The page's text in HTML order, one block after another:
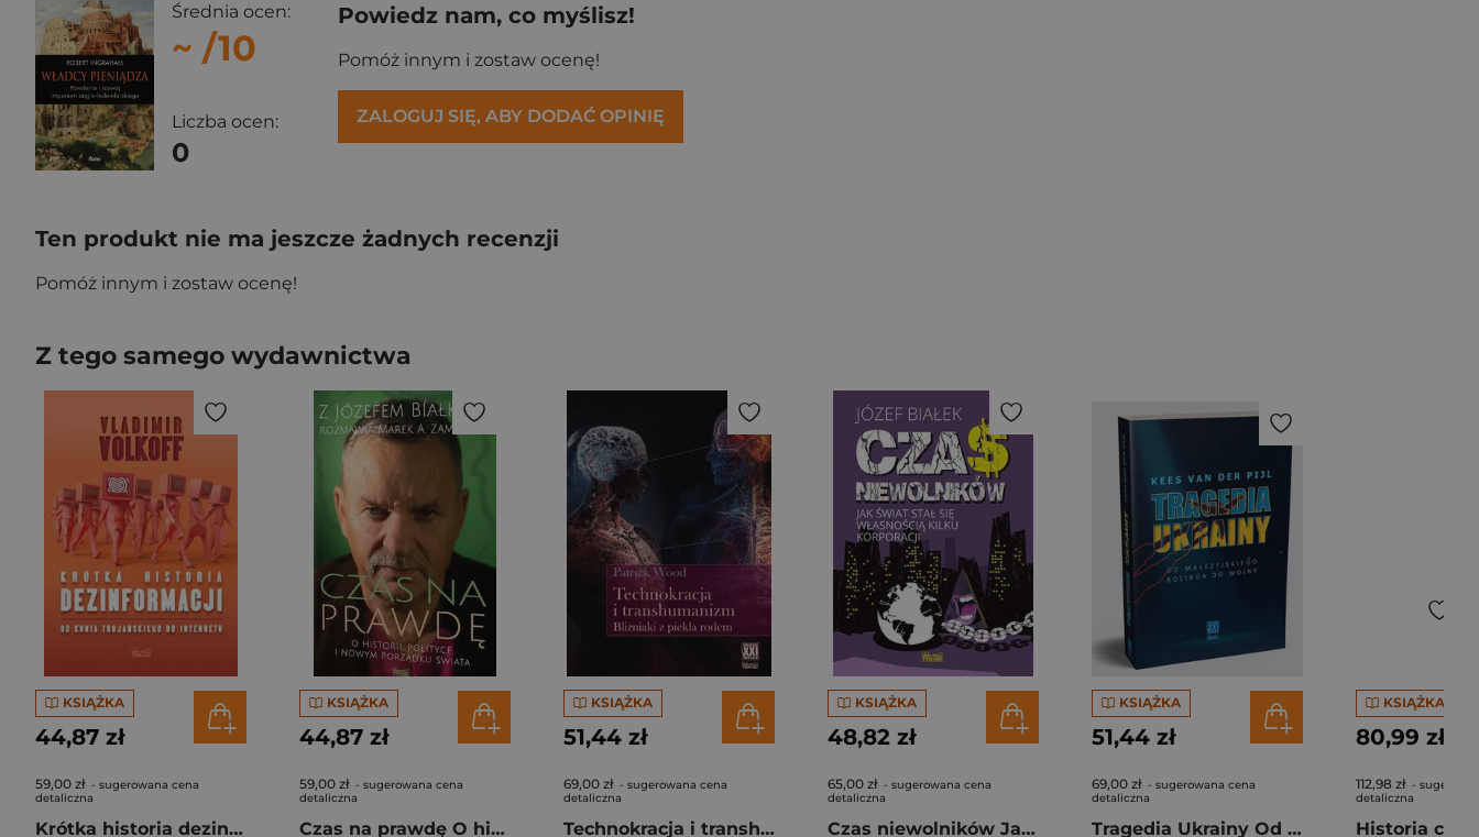
Średnia ocen:
~ /10
Liczba ocen:
0
Powiedz nam, co myślisz!
Pomóż innym i zostaw ocenę!
ZALOGUJ SIĘ, ABY DODAĆ OPINIĘ
Ten produkt nie ma jeszcze żadnych recenzji
Pomóż innym i zostaw ocenę!
Z tego samego wydawnictwa
KSIĄŻKA
44,87 zł
59,00 zł - sugerowana cena
detaliczna
Krótka historia dezinformacji Od konia trojańskiego do internetu
KSIĄŻKA
44,87 zł
59,00 zł - sugerowana cena
detaliczna
Czas na prawdę O historii polityce i nowym porządku świata
KSIĄŻKA
51,44 zł
69,00 zł - sugerowana cena
detaliczna
Technokracja i transhumanizm. Bliźniaki z piekła rodem
KSIĄŻKA
48,82 zł
65,00 zł - sugerowana cena
detaliczna
Czas niewolników Jak świat stał się własnością kilku korporacji
KSIĄŻKA
51,44 zł
69,00 zł - sugerowana cena
detaliczna
Tragedia Ukrainy Od malezyjskiego Boeinga do wojny
KSIĄŻKA
80,99 zł
112,98 zł -
detaliczna